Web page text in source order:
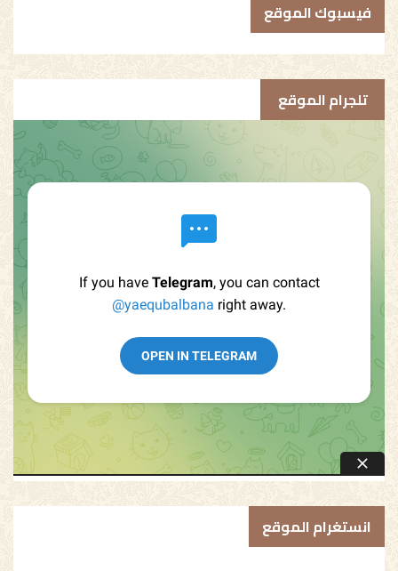
فيسبوك الموقع
تلجرام الموقع
انستغرام الموقع